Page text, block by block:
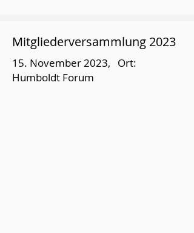
Mitgliederversammlung 2023
15. November 2023, Ort:
Humboldt Forum